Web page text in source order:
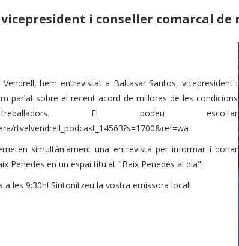
i conseller comarcal
hem entrevistat a Baltasar Santos, vicepresident i
parlat sobre el recent acord de millores de les condicions
El podeu escoltar
rtvelvendrell_podcast_14563?s=1700&ref=wa
simultàniament una entrevista per informar i donar
Penedès en un espai titulat "Baix Penedès al dia".
les 9:30h! Sintonitzeu la vostra emissora local!